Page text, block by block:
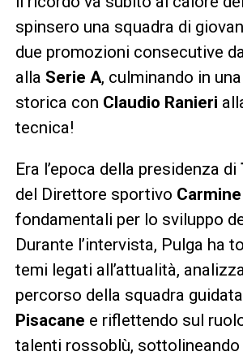
spinsero una squadra di
due promozioni consecutive
alla Serie A, culminando in
storica con Claudio Ranieri
tecnica!
Era l’epoca della presidenza di
del Direttore sportivo
fondamentali per lo sviluppo
Durante l’intervista, Pulga ha
temi legati all’attualità,
percorso della squadra
Pisacane e riflettendo sul
talenti rossoblù,